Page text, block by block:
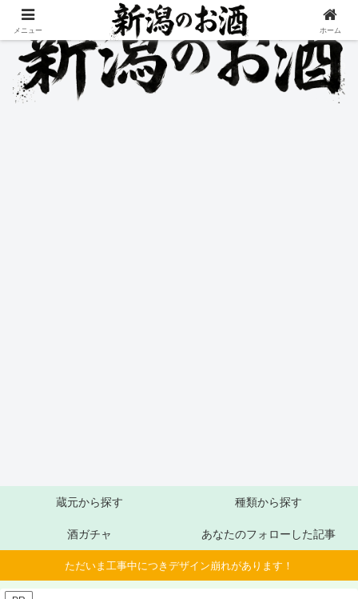
蔵元から探す 種類から探す
酒ガチャ あなたのフォローした記事
ただいま工事中につきデザイン崩れがあります！
メニュー ホーム